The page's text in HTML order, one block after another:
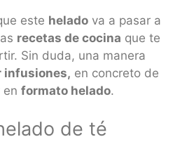
este helado va a pasar a
recetas de cocina que te
Sin duda, una manera
infusiones, en concreto de
en formato helado.
de té